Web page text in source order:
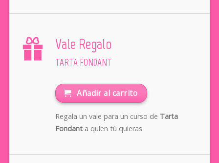
Vale Regalo
TARTA FONDANT
Añadir al carrito
Regala un vale para un curso de Tarta
Fondanta quien tú quieras